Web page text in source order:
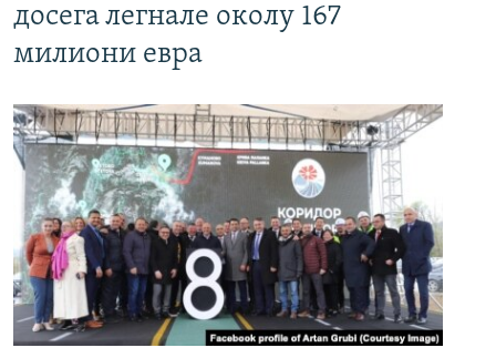
навигација
на
ШТО ТРЕБА ДА ЗНАЕТЕ
ПРИЈАВИ СЕ ЗА ЊУЗЛЕТЕР
ПОДКАСТ ЗОШТО?
СЛЕДЕТЕ НЕ
РСЕ веб страници
досега легнале околу 167
милиони евра